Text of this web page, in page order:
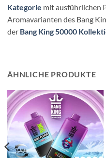
Kategorie mit ausführlichen
Aromavarianten des Bang
der Bang King 50000
ÄHNLICHE PRODUKTE